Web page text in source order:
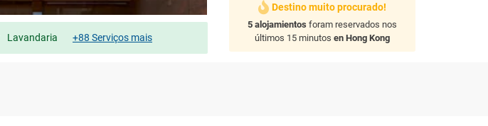
Lavandaria +88 Serviços mais
Destino muito procurado!
5 alojamientos foram reservados nos
últimos 15 minutos en Hong Kong